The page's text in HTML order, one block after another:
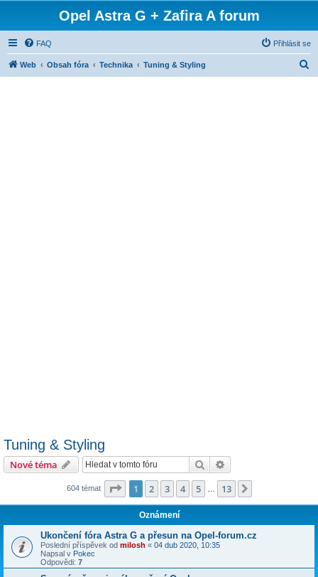
Opel Astra G + Zafira A forum
FAQ Přihlásit se
Web Obsah fóra Technika Tuning & Styling
Tuning & Styling
Nové téma Hledat
604 témat Stránka z 13
1 2 3 4 5 13
Oznámení
Ukončení fóra Astra G a přesun na Opel-forum.cz
Poslední příspěvek od milosh « 04 dub 2020, 10:35
Napsal v Pokec
Odpovědi: 7